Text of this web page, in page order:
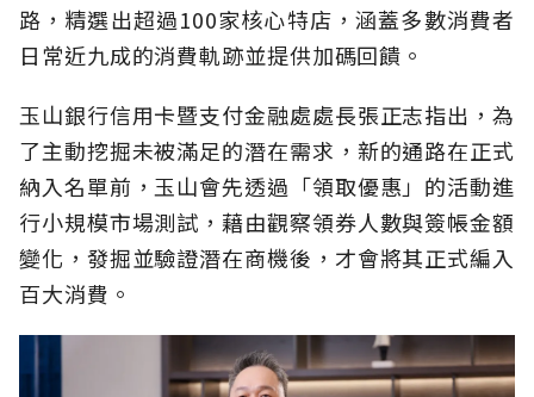
路，精選出超過100家核心特店，涵蓋多數消費者
日常近九成的消費軌跡並提供加碼回饋。
玉山銀行信用卡暨支付金融處處長張正志指出，為
了主動挖掘未被滿足的潛在需求，新的通路在正式
納入名單前，玉山會先透過「領取優惠」的活動進
行小規模市場測試，藉由觀察領券人數與簽帳金額
變化，發掘並驗證潛在商機後，才會將其正式編入
百大消費。